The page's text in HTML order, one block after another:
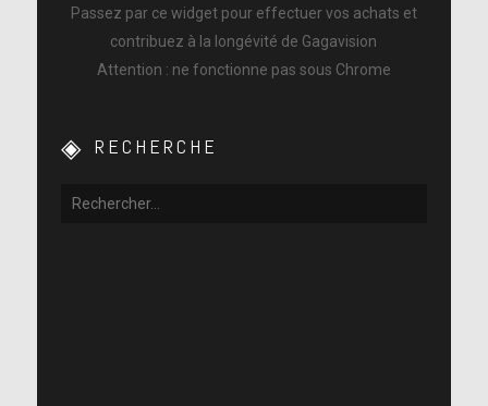
Passez par ce widget pour effectuer vos achats et
contribuez à la longévité de Gagavision
Attention : ne fonctionne pas sous Chrome
RECHERCHE